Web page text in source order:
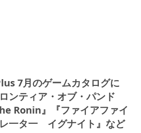
7月のゲームカタログに
ンティア・オブ・パンド
Ronin』『ファイアファイ
一タ一 イグナイト』など